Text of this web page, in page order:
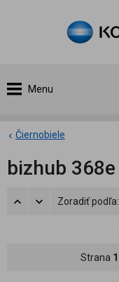
Menu
Čiernobiele
bizhub 368e
Zoradiť podľa:
Strana 1